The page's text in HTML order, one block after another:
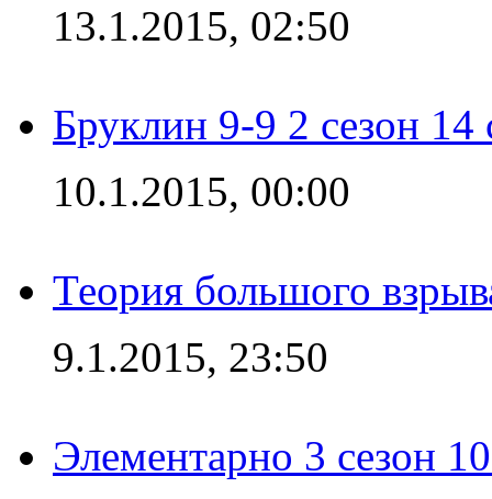
13.1.2015, 02:50
Бруклин 9-9 2 сезон 14
10.1.2015, 00:00
Теория большого
9.1.2015, 23:50
Элементарно 3 сезон